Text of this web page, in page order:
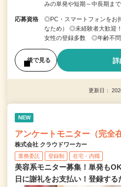
みの単発や短期～中長期ま
応募資格
◎PC・スマートフォンをお
なため） ◎未経験者大歓迎
女性の登録多数 ◎年齢不問
後で見る 詳
更新日：
NEW
アンケートモニター（完全
株式会社 クラウドワーカー
業務委託 登録制 在宅・内職
美容系モニター募集！単発も
日に謝礼をお支払い！登録する